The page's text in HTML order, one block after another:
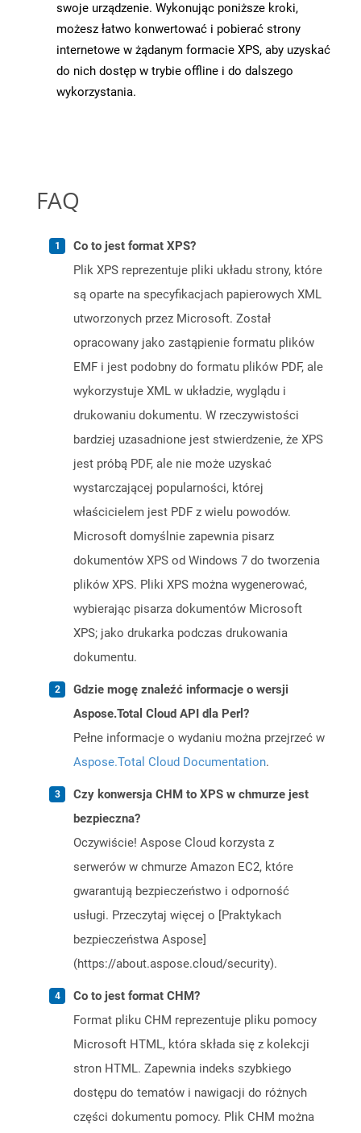
swoje urządzenie. Wykonując poniższe kroki,
możesz łatwo konwertować i pobierać strony
internetowe w żądanym formacie XPS, aby uzyskać
do nich dostęp w trybie offline i do dalszego
wykorzystania.
FAQ
Co to jest format XPS?
Plik XPS reprezentuje pliki układu strony, które
są oparte na specyfikacjach papierowych XML
utworzonych przez Microsoft. Został
opracowany jako zastąpienie formatu plików
EMF i jest podobny do formatu plików PDF, ale
wykorzystuje XML w układzie, wyglądu i
drukowaniu dokumentu. W rzeczywistości
bardziej uzasadnione jest stwierdzenie, że XPS
jest próbą PDF, ale nie może uzyskać
wystarczającej popularności, której
właścicielem jest PDF z wielu powodów.
Microsoft domyślnie zapewnia pisarz
dokumentów XPS od Windows 7 do tworzenia
plików XPS. Pliki XPS można wygenerować,
wybierając pisarza dokumentów Microsoft
XPS; jako drukarka podczas drukowania
dokumentu.
Gdzie mogę znaleźć informacje o wersji
Aspose.Total Cloud API dla Perl?
Pełne informacje o wydaniu można przejrzeć w
Aspose.Total Cloud Documentation.
Czy konwersja CHM to XPS w chmurze jest
bezpieczna?
Oczywiście! Aspose Cloud korzysta z
serwerów w chmurze Amazon EC2, które
gwarantują bezpieczeństwo i odporność
usługi. Przeczytaj więcej o [Praktykach
bezpieczeństwa Aspose]
(https://about.aspose.cloud/security).
Co to jest format CHM?
Format pliku CHM reprezentuje pliku pomocy
Microsoft HTML, która składa się z kolekcji
stron HTML. Zapewnia indeks szybkiego
dostępu do tematów i nawigacji do różnych
części dokumentu pomocy. Plik CHM można